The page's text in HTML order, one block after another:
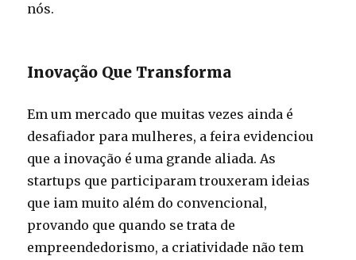
nós.
Inovação Que Transforma
Em um mercado que muitas vezes ainda é
desafiador para mulheres, a feira evidenciou
que a inovação é uma grande aliada. As
startups que participaram trouxeram ideias
que iam muito além do convencional,
provando que quando se trata de
empreendedorismo, a criatividade não tem